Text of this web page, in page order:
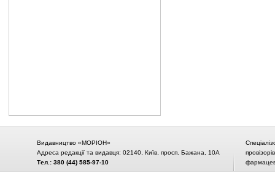
Видавництво «МОРІОН»
Адреса редакції та видавця: 02140, Київ, просп. Бажана, 10А
Тел.: 380 (44) 585-97-10